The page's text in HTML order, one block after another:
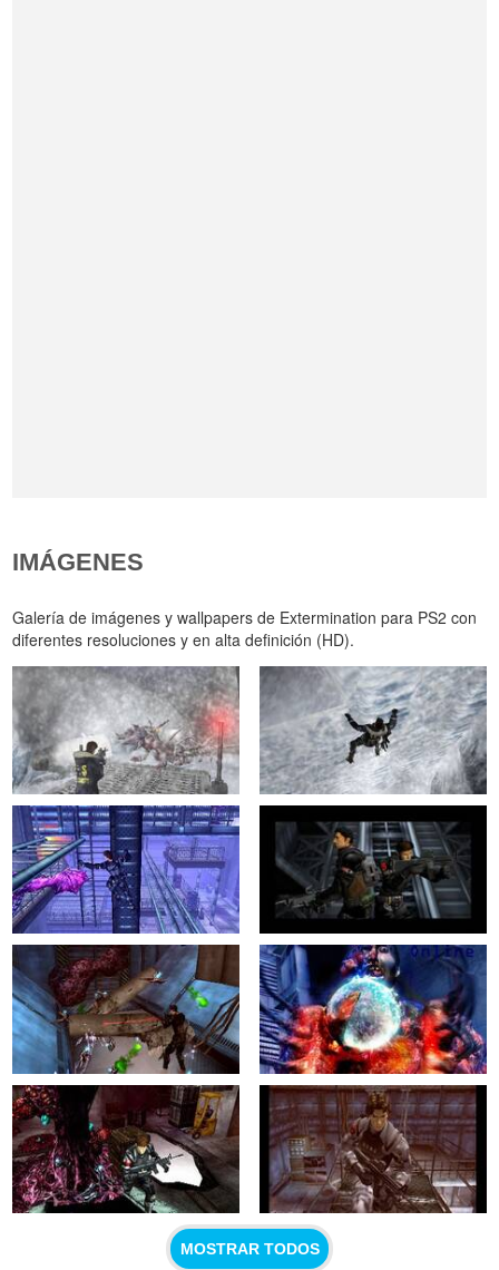
IMÁGENES
Galería de imágenes y wallpapers de Extermination para PS2 con
diferentes resoluciones y en alta definición (HD).
MOSTRAR TODOS